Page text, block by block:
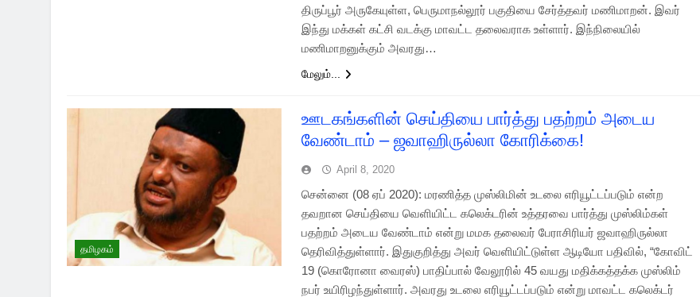
திருப்பூர் அருகேயுள்ள, பெருமாநல்லூர் பகுதியை சேர்த்தவர் மணிமாறன். இவர்
இந்து மக்கள் கட்சி வடக்கு மாவட்ட தலைவராக உள்ளார். இந்நிலையில்
மணிமாறனுக்கும் அவரது…
மேலும்...
தமிழகம்
ஊடகங்களின் செய்தியை பார்த்து பதற்றம் அடைய
வேண்டாம் – ஜவாஹிருல்லா கோரிக்கை!
April 8, 2020
சென்னை (08 ஏப் 2020): மரணித்த முஸ்லிமின் உடலை எரியூட்டப்படும் என்ற
தவறான செய்தியை வெளியிட்ட கலெக்டரின் உத்தரவை பார்த்து முஸ்லிம்கள்
பதற்றம் அடைய வேண்டாம் என்று மமக தலைவர் பேராசிரியர் ஜவாஹிருல்லா
தெரிவித்துள்ளார். இதுகுறித்து அவர் வெளியிட்டுள்ள ஆடியோ பதிவில், “கோவிட்
19 (கொரோனா வைரஸ்) பாதிப்பால் வேலூரில் 45 வயது மதிக்கத்தக்க முஸ்லிம்
நபர் உயிரிழந்துள்ளார். அவரது உடலை எரியூட்டப்படும் என்று மாவட்ட கலெக்டர்